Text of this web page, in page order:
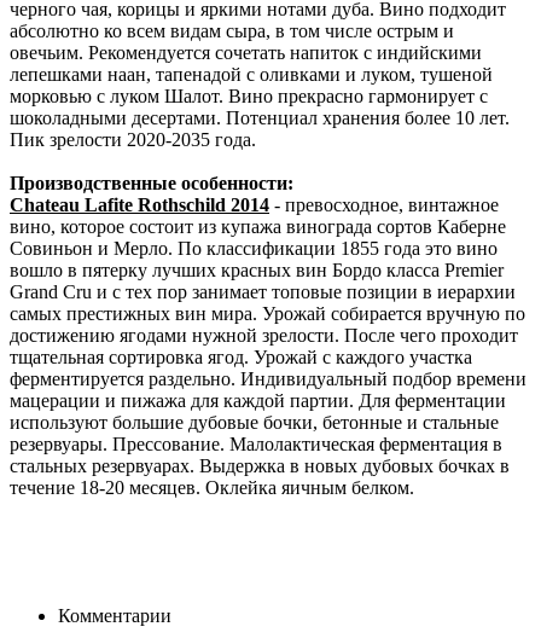
черного чая, корицы и яркими нотами дуба. Вино подходит
абсолютно ко всем видам сыра, в том числе острым и
овечьим. Рекомендуется сочетать напиток с индийскими
лепешками наан, тапенадой с оливками и луком, тушеной
морковью с луком Шалот. Вино прекрасно гармонирует с
шоколадными десертами. Потенциал хранения более 10 лет.
Пик зрелости 2020-2035 года.
Производственные особенности:
Chateau Lafite Rothschild 2014 - превосходное, винтажное
вино, которое состоит из купажа винограда сортов Каберне
Совиньон и Мерло. По классификации 1855 года это вино
вошло в пятерку лучших красных вин Бордо класса Premier
Grand Cru и с тех пор занимает топовые позиции в иерархии
самых престижных вин мира. Урожай собирается вручную по
достижению ягодами нужной зрелости. После чего проходит
тщательная сортировка ягод. Урожай с каждого участка
ферментируется раздельно. Индивидуальный подбор времени
мацерации и пижажа для каждой партии. Для ферментации
используют большие дубовые бочки, бетонные и стальные
резервуары. Прессование. Малолактическая ферментация в
стальных резервуарах. Выдержка в новых дубовых бочках в
течение 18-20 месяцев. Оклейка яичным белком.
Комментарии